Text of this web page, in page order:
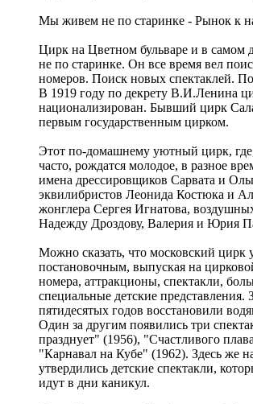
Мы живем не по старинке - Рынок к
Цирк на Цветном бульваре и в самом
не по старинке. Он все время вел
номеров. Поиск новых спектаклей.
В 1919 году по декрету В.И.Ленина
национализирован. Бывший цирк
первым государственным цирком.
Этот по-домашнему уютный цирк,
часто, рождатся молодое, в разное
имена дрессировщиков Сарвата и
эквилибристов Леонида Костюка и
жонглера Сергея Игнатова,
Надежду Дроздову, Валерия и Юрия
Можно сказать, что московский цирк
постановочным, выпуская на
номера, аттракционы, спектакли,
специальные детские представления.
пятидесятых годов восстановили
Один за другим появились три
празднует" (1956), "Счастливого
"Карнавал на Кубе" (1962). Здесь же
утвердились детские спектакли,
идут в дни каникул.